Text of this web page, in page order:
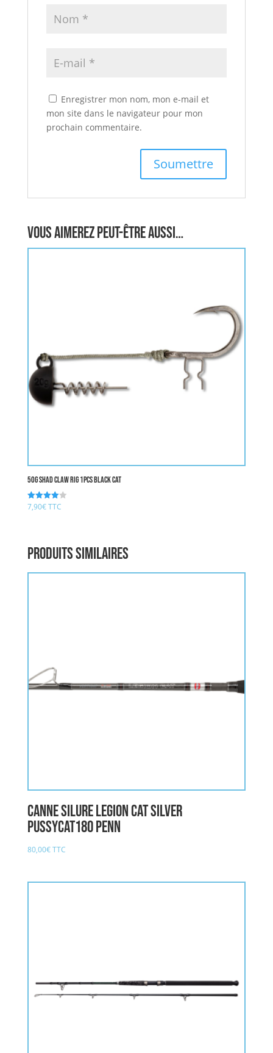
Enregistrer mon nom, mon e-mail et
mon site dans le navigateur pour mon
prochain commentaire.
Vous aimerez peut-être aussi…
50g Shad Claw Rig 1pcs BLACK CAT
Note
7,90€TTC
Produits similaires
Canne Silure LEGION CAT SILVER
PUSSYCAT180 PENN
80,00€TTC